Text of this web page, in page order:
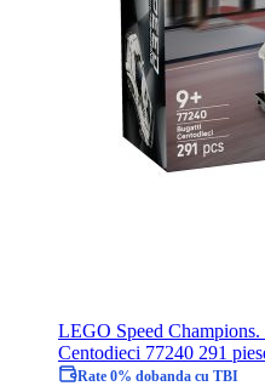
LEGO Speed
Centodieci 77240 291
Rate 0% dobanda cu TBI